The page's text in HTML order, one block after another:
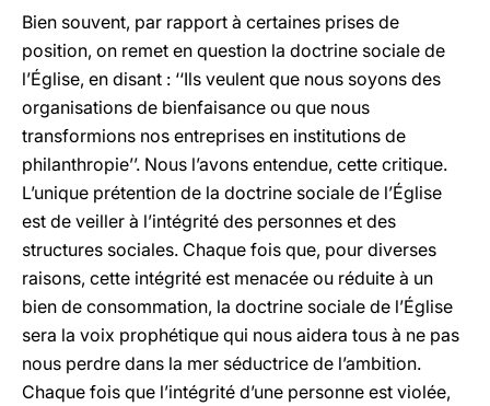
Bien souvent, par rapport à certaines prises de
position, on remet en question la doctrine sociale de
l’Église, en disant : ‘‘Ils veulent que nous soyons des
organisations de bienfaisance ou que nous
transformions nos entreprises en institutions de
philanthropie’’. Nous l’avons entendue, cette critique.
L’unique prétention de la doctrine sociale de l’Église
est de veiller à l’intégrité des personnes et des
structures sociales. Chaque fois que, pour diverses
raisons, cette intégrité est menacée ou réduite à un
bien de consommation, la doctrine sociale de l’Église
sera la voix prophétique qui nous aidera tous à ne pas
nous perdre dans la mer séductrice de l’ambition.
Chaque fois que l’intégrité d’une personne est violée,